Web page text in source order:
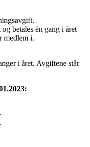
betales èn gang i året
medlem i.
i året. Avgiftene står